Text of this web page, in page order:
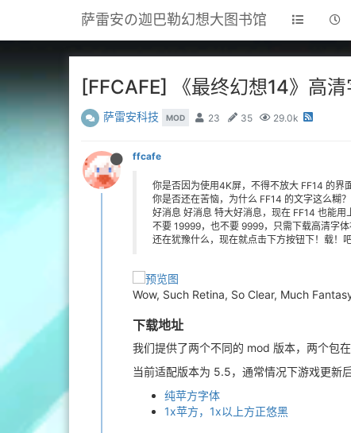
萨雷安の迦巴勒幻想大图书馆
[FFCAFE] 《最终幻想14》高清
萨雷安科技 MOD 23 35 29.0k
ffcafe
你是否因为使用4K屏，不得不放大 FF14 的界
你是否还在苦恼，为什么 FF14 的文字这么糊？
好消息 好消息 特大好消息，现在 FF14 也能用
不要 19999，也不要 9999，只需下载高清字
还在犹豫什么，现在就点击下方按钮下！载！吧
Wow, Such Retina, So Clear, Much
下载地址
我们提供了两个不同的 mod 版本，两个包
当前适配版本为 5.5，通常情况下游戏更新
纯苹方字体
1x苹方，1x以上方正悠黑